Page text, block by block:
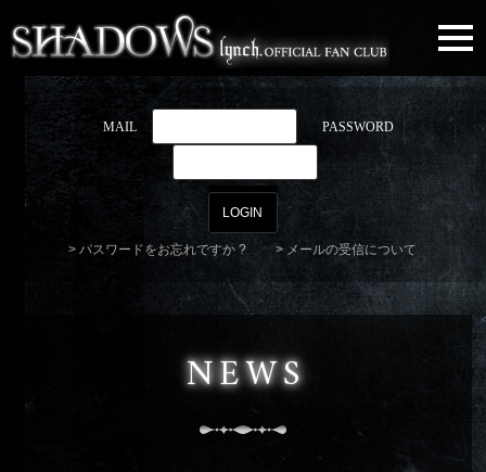
MAIL PASSWORD
パスワードをお忘れですか ? メールの受信について
NEWS